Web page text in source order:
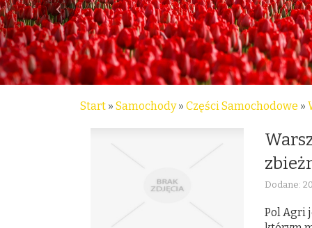
Start » Samochody» Części Samochodowe »
Dodane:
Pol Agri